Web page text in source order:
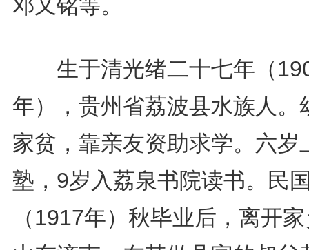
邓又铭等。
生于清光绪二十七年（
年），贵州省荔波县水族人。
家贫，靠亲友资助求学。六岁
塾，9岁入荔泉书院读书。民
（1917年）秋毕业后，离开